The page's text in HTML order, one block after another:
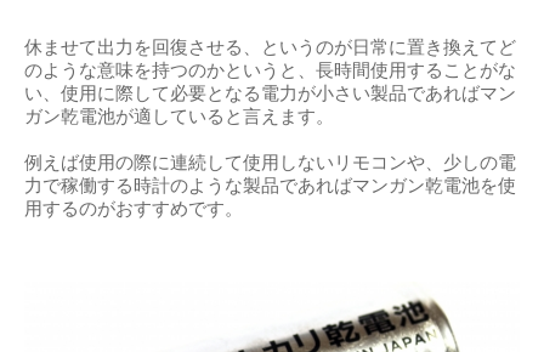
休ませて出力を回復させる、というのが日常に置き換えてど
のような意味を持つのかというと、長時間使用することがな
い、使用に際して必要となる電力が小さい製品であればマン
ガン乾電池が適していると言えます。
例えば使用の際に連続して使用しないリモコンや、少しの電
力で稼働する時計のような製品であればマンガン乾電池を使
用するのがおすすめです。